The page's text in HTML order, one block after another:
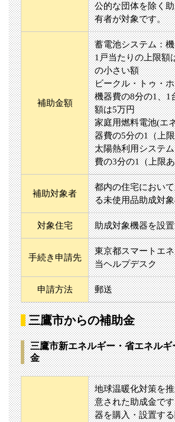
公的な団体を除く
有者が対象です。
補助金額
蓄電池システム：
1戸当たりの上限額
の小さい額
ビークル・トゥ・
機器費の8分の1、1
額は5万円
家庭用燃料電池(エ
器費の5分の1（上
太陽熱利用システ
費の3分の1（上限
補助対象者
都内の住宅におい
る未使用品助成対
対象住宅 助成対象機器を設
手続き申請先
東京都スマートエ
当ヘルプデスク
申請方法 郵送
三鷹市からの補助金
三鷹市新エネルギー・省エネル
金
地球温暖化対策を
意された助成金で
器を購入・設置す